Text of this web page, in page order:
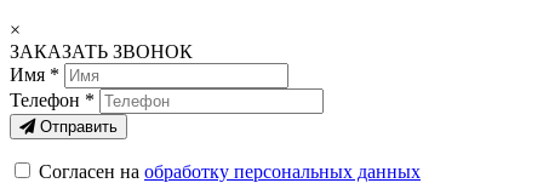
×
ЗАКАЗАТЬ ЗВОНОК
Имя *
Телефон *
Отправить
Согласен на обработку персональных данных